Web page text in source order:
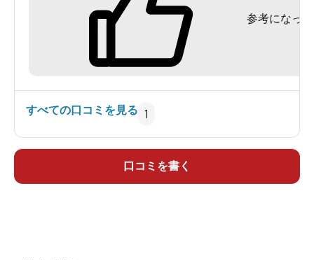
カード及び電子決済（PayPay）等での支払いが可参考になった
すべての口コミを見る 1
口コミを書く